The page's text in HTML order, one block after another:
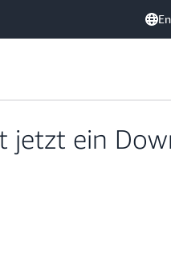
jetzt ein